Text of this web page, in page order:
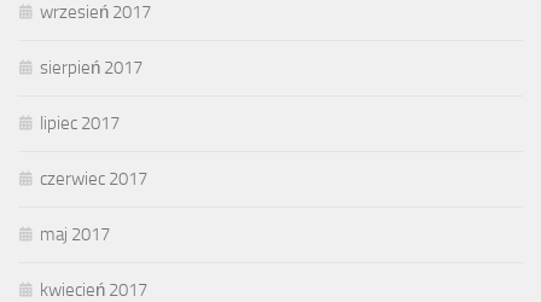
wrzesień 2017
sierpień 2017
lipiec 2017
czerwiec 2017
maj 2017
kwiecień 2017